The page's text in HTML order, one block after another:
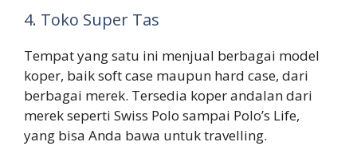
4. Toko Super Tas
Tempat yang satu ini menjual berbagai model
koper, baik soft case maupun hard case, dari
berbagai merek. Tersedia koper andalan dari
merek seperti Swiss Polo sampai Polo’s Life,
yang bisa Anda bawa untuk travelling.